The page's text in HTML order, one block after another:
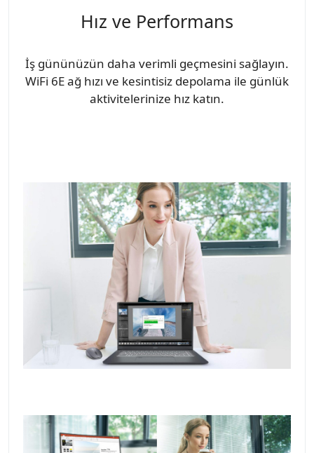
Hız ve Performans
İş gününüzün daha verimli geçmesini sağlayın.
WiFi 6E ağ hızı ve kesintisiz depolama ile günlük
aktivitelerinize hız katın.